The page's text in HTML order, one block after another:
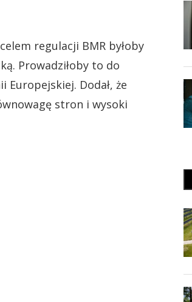
regulacji BMR byłoby
Prowadziłoby to do
Europejskiej. Dodał, że
stron i wysoki